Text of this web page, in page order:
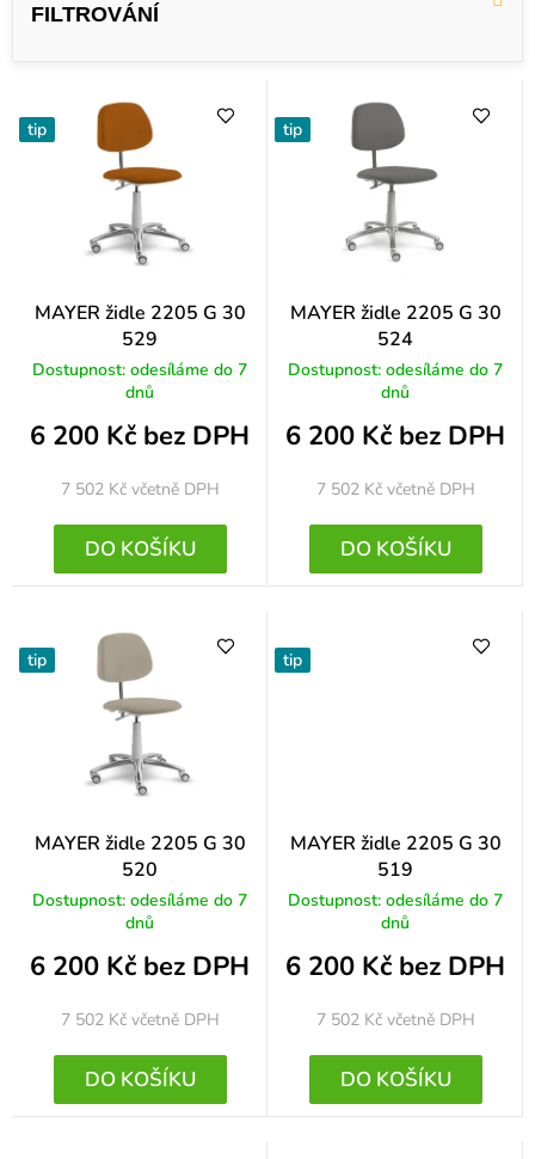
ptip
MAYER židle 2205 G 30
529
Dostupnost: odesíláme do 7
dnů
6 200 Kč bez DPH
7 502 Kč včetně DPH
DO KOŠÍKU
tip
MAYER židle 2205 G 30
524
Dostupnost: odesíláme do 7
dnů
6 200 Kč bez DPH
7 502 Kč včetně DPH
DO KOŠÍKU
tip
MAYER židle 2205 G 30
520
Dostupnost: odesíláme do 7
dnů
6 200 Kč bez DPH
7 502 Kč včetně DPH
DO KOŠÍKU
tip
MAYER židle 2205 G 30
519
Dostupnost: odesíláme do 7
dnů
6 200 Kč bez DPH
7 502 Kč včetně DPH
DO KOŠÍKU